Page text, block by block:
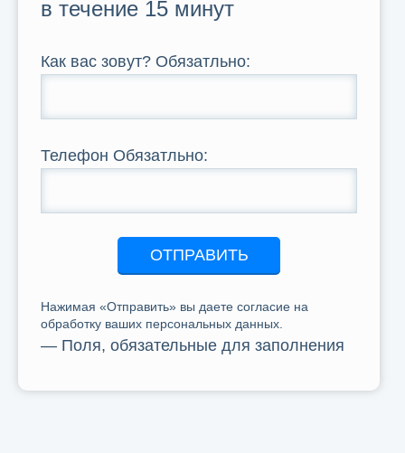
в течение 15 минут
Как вас зовут? Обязатльно:
Телефон Обязатльно:
ОТПРАВИТЬ
Нажимая «Отправить» вы даете согласие на
обработку ваших персональных данных.
— Поля, обязательные для заполнения